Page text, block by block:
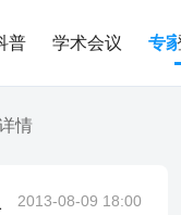
普 学术会议 专
情
2013-08-09 18:00